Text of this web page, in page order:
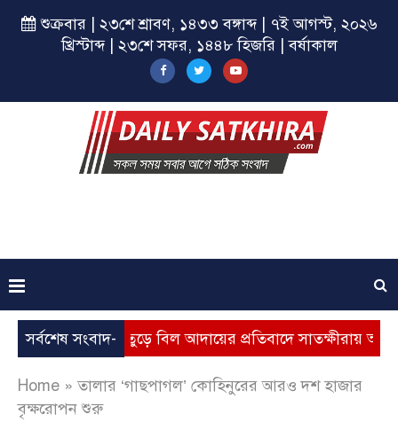
শুক্রবার | ২৩শে শ্রাবণ, ১৪৩৩ বঙ্গাব্দ | ৭ই আগস্ট, ২০২৬
খ্রিস্টাব্দ | ২৩শে সফর, ১৪৪৮ হিজরি | বর্ষাকাল
সর্বশেষ সংবাদ-ভূতুড়ে বিল আদায়ের প্রতিবাদে সাতক্ষীরায় অবস্থান
Home »তালার ‘গাছপাগল’ কোহিনুরের আরও দশ হাজার
বৃক্ষরোপন শুরু